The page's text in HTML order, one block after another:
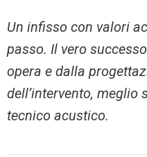
Un infisso con valori
passo. Il vero
opera e dalla
dell’intervento, meglio
tecnico acustico.